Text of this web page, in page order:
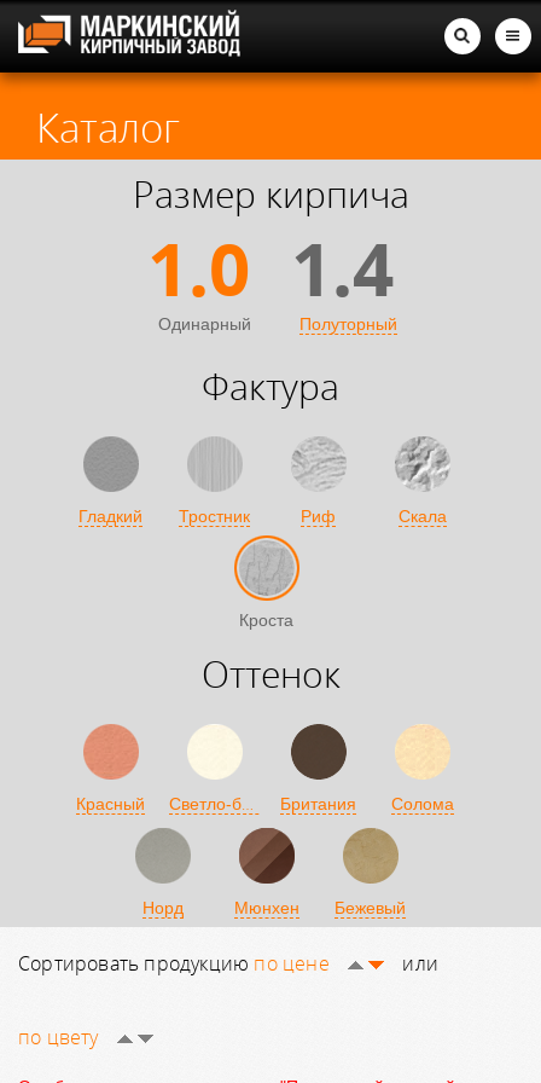
Каталог
Размер кирпича
1.0
Одинарный
1.4
Полуторный
Фактура
Гладкий Тростник Риф Скала
Кроста
Оттенок
Красный Светло-бежевый Британия Солома
Норд Мюнхен Бежевый
Сортировать продукцию по цене или
по цвету